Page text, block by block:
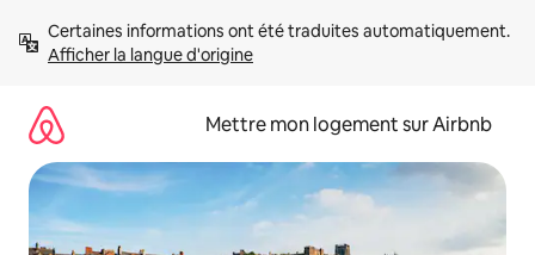
directement
Afficher la langue d'origine
Mettre mon logement sur Airbnb